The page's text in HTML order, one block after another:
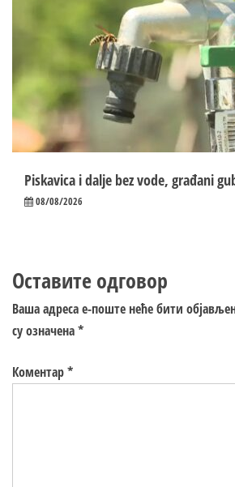
Piskavica i dalje bez vode, građani
08/08/2026
Оставите одговор
Ваша адреса е-поште неће бити
су означена*
Коментар*